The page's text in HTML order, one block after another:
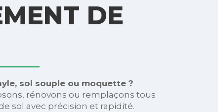
DE
sol souple ou moquette ?
rénovons ou remplaçons tous
sol avec précision et rapidité.